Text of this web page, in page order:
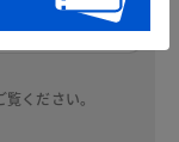
ください。